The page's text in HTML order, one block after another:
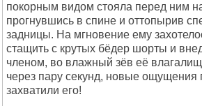
покорным видом стояла перед ним
прогнувшись в спине и оттопырив
задницы. На мгновение ему
стащить с крутых бёдер шорты и
членом, во влажный зёв её
через пару секунд, новые ощущения
захватили его!